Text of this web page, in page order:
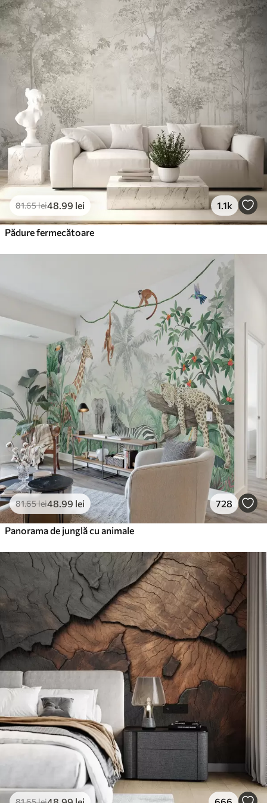
Standard
166.6599.99 lei/m²
Premium
220.02132.01 lei
Vinil Premium
250.00150.00lei/m²
Peel and Stick
300.00
81.65lei48 .99 lei 1.1k
Pădure fermecătoare
81.65lei48 .99 lei 728
Panorama de junglă cu animale